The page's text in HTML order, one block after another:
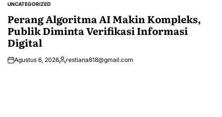
POSTED
UNCATEGORIZED
Perang Algoritma AI Makin Kompleks,
Publik Diminta Verifikasi Informasi
Digital
Agustus 6, 2026Posted
restiana818@gmail.com